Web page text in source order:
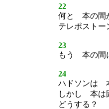
22
何と 本の間
テレポストー
23
もう 本の間
24
ハドソンは
しかし 本は
どうする？